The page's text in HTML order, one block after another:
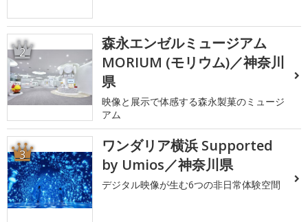
2
森永エンゼルミュージアム
MORIUM (モリウム)／神奈川
県
映像と展示で体感する森永製菓のミュージ
アム
3
ワンダリア横浜 Supported
by Umios／神奈川県
デジタル映像が生む6つの非日常体験空間